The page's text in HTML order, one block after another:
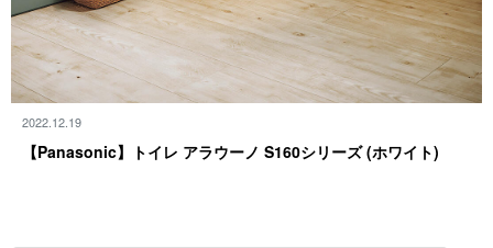
2022.12.19
【Panasonic】トイレ アラウーノ S160シリーズ (ホ ワ イ ト )